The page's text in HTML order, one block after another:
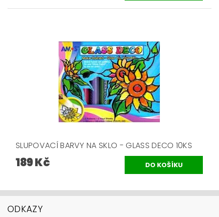
SLUPOVACÍ BARVY NA SKLO - GLASS DECO 10KS
189 Kč
ODKAZY